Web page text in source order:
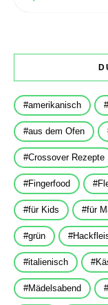
amerikanisch
aus dem Ofen
Crossover Rezepte
Fingerfood
für Kids für
grün
italienisch
Mädelsabend